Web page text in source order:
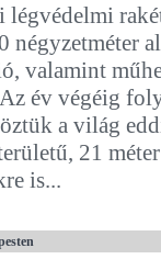
négyzetméter
valamint
év végéig
a világ
21
is...